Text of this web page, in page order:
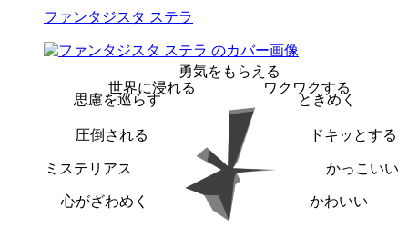
ファンタジスタ ステラ
勇気をもらえる
ワクワクする
ときめく
ドキッとする
かっこいい
かわいい
心がざわめく
ミステリアス
圧倒される
思慮を巡らす
世界に浸れる